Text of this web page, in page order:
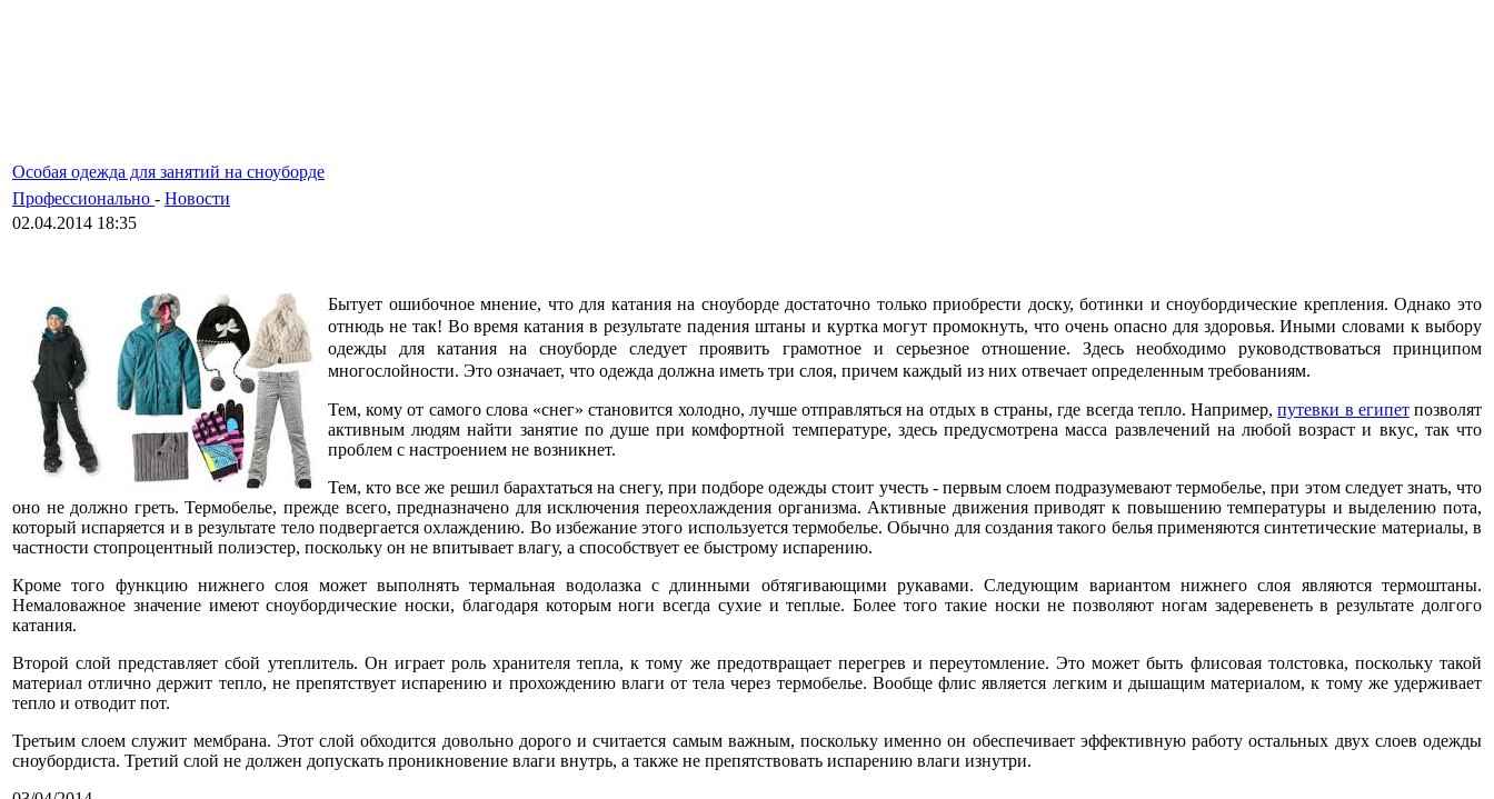
Особая одежда для занятий на сноуборде
Профессионально - Новости
02.04.2014 18:35
Бытует ошибочное мнение, что для катания на сноуборде достаточно только приобрести доску, ботинки и сноубордические крепления. Однако это
отнюдь не так! Во время катания в результате падения штаны и куртка могут промокнуть, что очень опасно для здоровья. Иными словами к выбору
одежды для катания на сноуборде следует проявить грамотное и серьезное отношение. Здесь необходимо руководствоваться принципом
многослойности. Это означает, что одежда должна иметь три слоя, причем каждый из них отвечает определенным требованиям.
Тем, кому от самого слова «снег» становится холодно, лучше отправляться на отдых в страны, где всегда тепло. Например,путевки в египетпозволят
активным людям найти занятие по душе при комфортной температуре, здесь предусмотрена масса развлечений на любой возраст и вкус, так что
проблем с настроением не возникнет.
Тем, кто все же решил барахтаться на снегу, при подборе одежды стоит учесть - первым слоем подразумевают термобелье, при этом следует знать, что
оно не должно греть. Термобелье, прежде всего, предназначено для исключения переохлаждения организма. Активные движения приводят к повышению температуры и выделению пота,
который испаряется и в результате тело подвергается охлаждению. Во избежание этого используется термобелье. Обычно для создания такого белья применяются синтетические материалы, в
частности стопроцентный полиэстер, поскольку он не впитывает влагу, а способствует ее быстрому испарению.
Кроме того функцию нижнего слоя может выполнять термальная водолазка с длинными обтягивающими рукавами. Следующим вариантом нижнего слоя являются термоштаны.
Немаловажное значение имеют сноубордические носки, благодаря которым ноги всегда сухие и теплые. Более того такие носки не позволяют ногам задеревенеть в результате долгого
катания.
Второй слой представляет сбой утеплитель. Он играет роль хранителя тепла, к тому же предотвращает перегрев и переутомление. Это может быть флисовая толстовка, поскольку такой
материал отлично держит тепло, не препятствует испарению и прохождению влаги от тела через термобелье. Вообще флис является легким и дышащим материалом, к тому же удерживает
тепло и отводит пот.
Третьим слоем служит мембрана. Этот слой обходится довольно дорого и считается самым важным, поскольку именно он обеспечивает эффективную работу остальных двух слоев одежды
сноубордиста. Третий слой не должен допускать проникновение влаги внутрь, а также не препятствовать испарению влаги изнутри.